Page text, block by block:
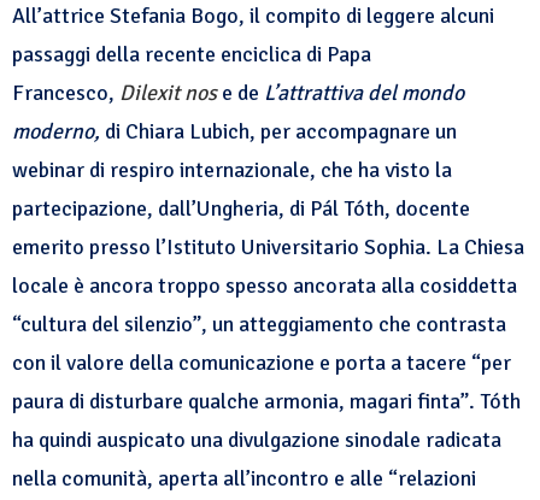
All’attrice Stefania Bogo, il compito di leggere alcuni
passaggi della recente enciclica di Papa
Francesco, Dilexit nose de L’attrattiva del mondo
moderno, di Chiara Lubich, per accompagnare un
webinar di respiro internazionale, che ha visto la
partecipazione, dall’Ungheria, di Pál Tóth, docente
emerito presso l’Istituto Universitario Sophia. La Chiesa
locale è ancora troppo spesso ancorata alla cosiddetta
“cultura del silenzio”, un atteggiamento che contrasta
con il valore della comunicazione e porta a tacere “per
paura di disturbare qualche armonia, magari finta”. Tóth
ha quindi auspicato una divulgazione sinodale radicata
nella comunità, aperta all’incontro e alle “relazioni